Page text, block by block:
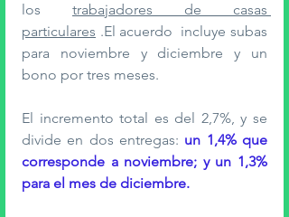
los trabajadores de casas
particulares .El acuerdo  incluye subas
para noviembre y diciembre y un
bono por tres meses.
El incremento total es del 2,7%, y se
divide en dos entregas: un 1,4% que
corresponde a noviembre; y un 1,3%
para el mes de diciembre.